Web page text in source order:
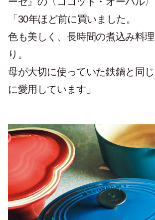
「30年ほど前に買いました。
色も美しく、長時間の煮込み料
り。
母が大切に使っていた鉄鍋と同
に愛用しています」